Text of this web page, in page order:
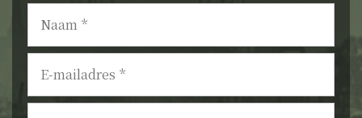
Naam *
E-
mailadres *
Telefoonnummer